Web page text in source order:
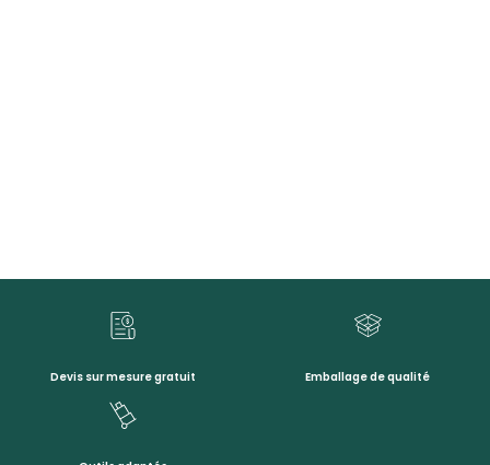
Devis sur mesure gratuit Emballage de qualité